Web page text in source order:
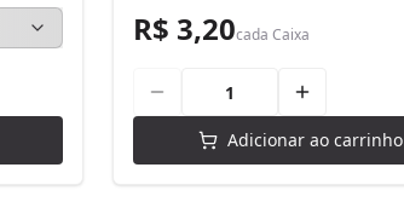
R$ 3,20cada Caixa
Adicionar ao carrinho